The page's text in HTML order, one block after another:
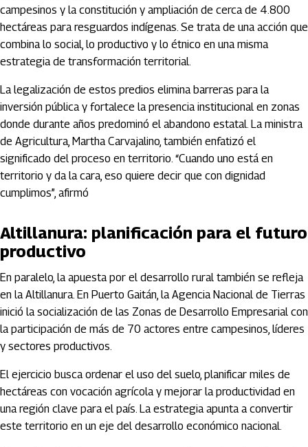
campesinos y la constitución y ampliación de cerca de 4.800
hectáreas para resguardos indígenas. Se trata de una acción que
combina lo social, lo productivo y lo étnico en una misma
estrategia de transformación territorial.
La legalización de estos predios elimina barreras para la
inversión pública y fortalece la presencia institucional en zonas
donde durante años predominó el abandono estatal. La ministra
de Agricultura, Martha Carvajalino, también enfatizó el
significado del proceso en territorio. “Cuando uno está en
territorio y da la cara, eso quiere decir que con dignidad
cumplimos”, afirmó
Altillanura: planificación para el futuro
productivo
En paralelo, la apuesta por el desarrollo rural también se refleja
en la Altillanura. En Puerto Gaitán, la Agencia Nacional de Tierras
inició la socialización de las Zonas de Desarrollo Empresarial con
la participación de más de 70 actores entre campesinos, líderes
y sectores productivos.
El ejercicio busca ordenar el uso del suelo, planificar miles de
hectáreas con vocación agrícola y mejorar la productividad en
una región clave para el país. La estrategia apunta a convertir
este territorio en un eje del desarrollo económico nacional.